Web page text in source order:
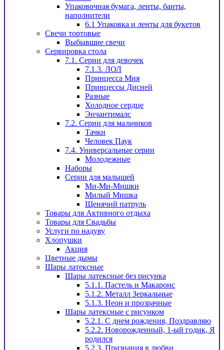
Упаковочная бумага, ленты, банты,
наполнители
6.1 Упаковка и ленты для букетов
Свечи тортовые
Выбывшие свечи
Сервировка стола
7.1. Серии для девочек
7.1.3. ЛОЛ
Принцесса Мия
Принцессы Дисней
Разные
Холодное сердце
Энчантималс
7.2. Серии для мальчиков
Тачки
Человек Паук
7.4. Универсальные серии
Молодежные
Наборы
Серии для малышей
Ми-Ми-Мишки
Милый Мишка
Щенячий патруль
Товары для Активного отдыха
Товары для Свадьбы
Услуги по надуву
Хлопушки
Акция
Цветные дымы
Шары латексные
Шары латексные без рисунка
5.1.1. Пастель и Макаронс
5.1.2. Металл Зеркальные
5.1.3. Неон и прозрачные
Шары латексные с рисунком
5.2.1. С днем рождения, Поздравляю
5.2.2. Новорожденный, 1-ый годик, Я
родился
5.2.3. Признания в любви